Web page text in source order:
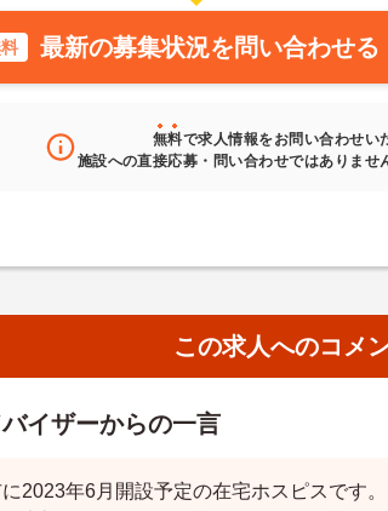
最新の募集状況を問い合わせる
無料で求人情報をお問い合わせい
施設への直接応募・問い合わせではありませ
この求人へのコメ
イザーからの一言
2023年6月開設予定の在宅ホスピスです。